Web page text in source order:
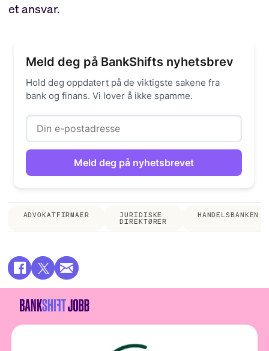
et ansvar.
Meld deg på BankShifts nyhetsbrev
Hold deg oppdatert på de viktigste sakene fra
bank og finans. Vi lover å ikke spamme.
ADVOKATFIRMAER JURIDISKE
DIREKTØRER
HANDELSBANKEN